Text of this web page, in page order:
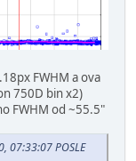
FWHM a ova
750D bin x2)
FWHM od ~55.5"
07:33:07 POSLE